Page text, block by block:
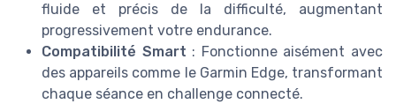
fluide et précis de la difficulté, augmentant
progressivement votre endurance.
Compatibilité Smart : Fonctionne aisément avec
des appareils comme le Garmin Edge, transformant
chaque séance en challenge connecté.